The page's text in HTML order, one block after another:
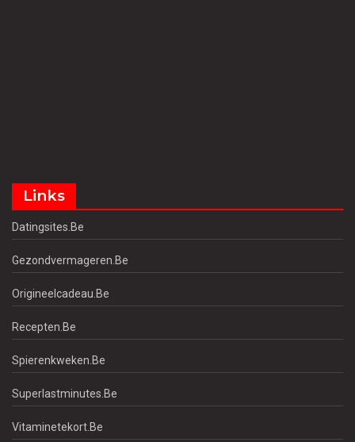
Links
Datingsites.be
Gezondvermageren.be
Origineelcadeau.be
Recepten.be
Spierenkweken.be
Superlastminutes.be
Vitaminetekort.be